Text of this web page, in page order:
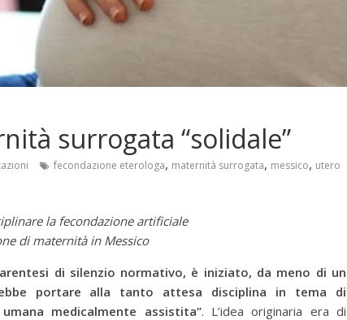
surrogata “solidale”
fecondazione eterologa, maternità surrogata, messico, utero
la fecondazione artificiale
di maternità in Messico
di silenzio normativo, è iniziato, da meno di un
portare alla tanto attesa disciplina in tema di
medicalmente assistita”. L’idea originaria era di